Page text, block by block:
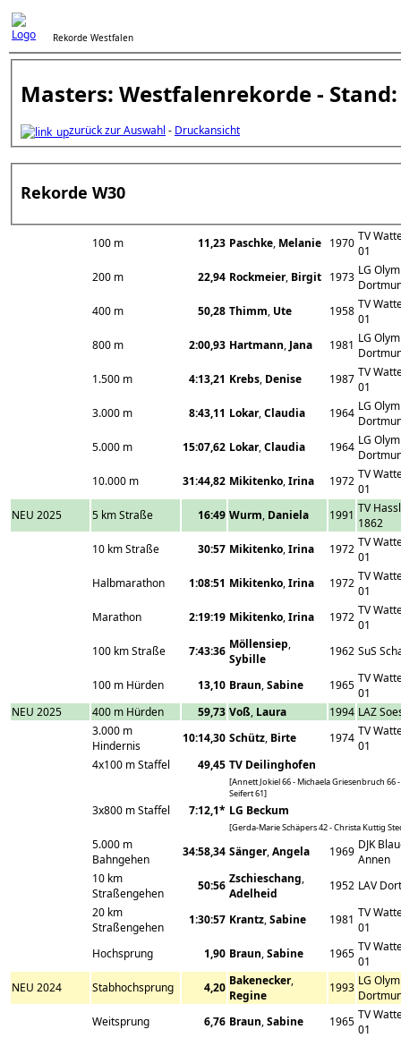
Rekorde Westfalen
Masters: Westfalenrekorde - Stand:
zurück zur Auswahl - Druckansicht
Rekorde W30
100 m 11,23 Paschke, Melanie 1970 TV
01
200 m
22,94 Rockmeier, Birgit 1973 LG
400 m
50,28 Thimm, Ute 1958 TV
01
800 m
2:00,93 Hartmann, Jana 1981 LG
1.500 m
4:13,21 Krebs, Denise 1987 TV
01
3.000 m
8:43,11 Lokar,Claudia 1964 LG
5.000 m
15:07,62 Lokar,Claudia 1964 LG
10.000 m
31:44,82 Mikitenko,Irina 1972 TV
01
NEU 2025
5 km Straße 16:49 Wurm, Daniela 1991 TV
1862
10 km Straße
30:57 Mikitenko,Irina 1972 TV
01
Halbmarathon
1:08:51 Mikitenko,Irina 1972 TV
01
Marathon
2:19:19 Mikitenko,Irina 1972 TV
01
100 km Straße
7:43:36 Möllensiep,
Sybille
1962 SuS
100 m Hürden 13,10 Braun,Sabine 1965 TV
01
NEU 2025
400 m Hürden 59,73 Voß, Laura 1994 LAZ
3.000 m
Hindernis
10:14,30 Schütz, Birte 1974 TV
01
4x100 m Staffel
49,45 TV Deilinghofen
[Annett Jokiel 66 - Michaela Griesenbruch 66
Seifert 61]
3x800 m Staffel 7:12,1* LG Beckum
[Gerda-Marie Schäpers 42 - Christa Kuttig
5.000 m
Bahngehen
34:58,34 Sänger,Angela 1969 DJK
Annen
10 km
Straßengehen
50:56 Zschieschang,
Adelheid
1952 LAV
20 km
Straßengehen
1:30:57 Krantz,Sabine 1981 TV
01
Hochsprung
1,90 Braun,Sabine 1965 TV
01
NEU 2024
Stabhochsprung 4,20 Bakenecker,
Regine
1993 LG
Weitsprung
6,76 Braun,Sabine 1965 TV
01